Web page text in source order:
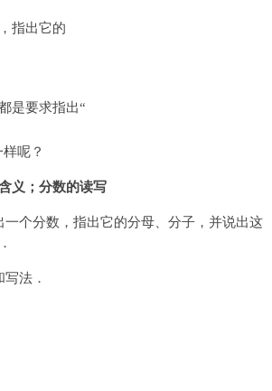
指出它的
是要求指出“
呢？
义；分数的读写
一个分数，指出它的分母、分子，并说出这
写法．